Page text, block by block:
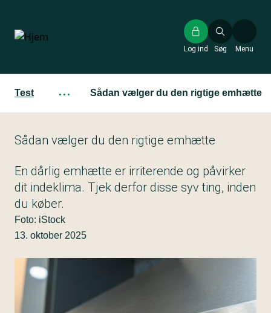
hovedindhold
Søg
Log ind Menu
Test ··· Sådan vælger du den rigtige emhætte
Sådan vælger du den rigtige emhætte
En dårlig emhætte er irriterende og påvirker
dit indeklima. Tjek derfor disse syv ting, inden
du køber.
Foto: iStock
13. oktober 2025